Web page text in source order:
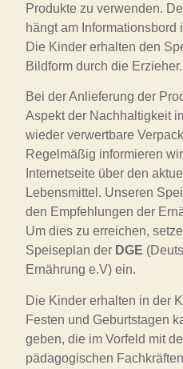
Produkte zu verwenden.
hängt am
Die Kinder erhalten den
Bildform durch die Erzieher.
Bei der Anlieferung der
Aspekt der Nachhaltigkeit
wieder verwertbare
Regelmäßig informieren
Internetseite über den
Lebensmittel. Unseren
den Empfehlungen der
Um dies zu erreichen,
Speiseplan der DGE
Ernährung e.V) ein.
Die Kinder erhalten in der
Festen und Geburtstagen
geben, die im Vorfeld mit
pädagogischen